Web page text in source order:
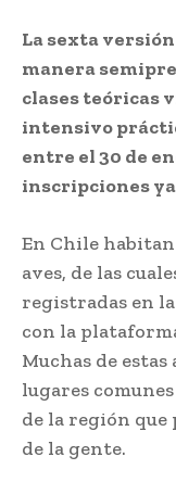
La sexta
manera
clases teóricas
intensivo
entre el 30 de
inscripciones
En Chile habitan
aves, de las
registradas en
con la
Muchas de
lugares
de la región que
de la gente.